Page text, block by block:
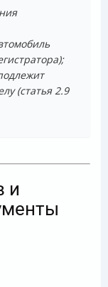
(статья 2.9
и